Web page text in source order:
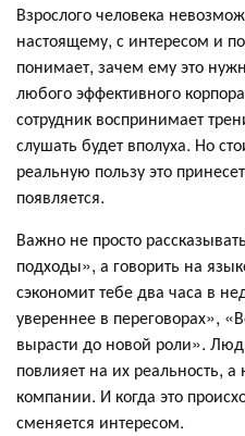
Взрослого человека
настоящему, с интересом и
понимает, зачем ему это
любого эффективного
сотрудник воспринимает
слушать будет вполуха. Но
реальную пользу это
появляется.
Важно не просто
подходы», а говорить на
сэкономит тебе два часа в
увереннее в переговорах»,
вырасти до новой роли».
повлияет на их реальность,
компании. И когда это
сменяется интересом.